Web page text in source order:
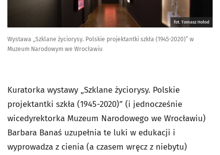
fot. Tomasz Hołod
Wystawa „Szklane życiorysy. Polskie projektantki szkła (1945-2020)” w
Muzeum Narodowym we Wrocławiu
Kuratorka wystawy „Szklane życiorysy. Polskie
projektantki szkła (1945-2020)” (i jednocześnie
wicedyrektorka Muzeum Narodowego we Wrocławiu)
Barbara Banaś uzupełnia te luki w edukacji i
wyprowadza z cienia (a czasem wręcz z niebytu)